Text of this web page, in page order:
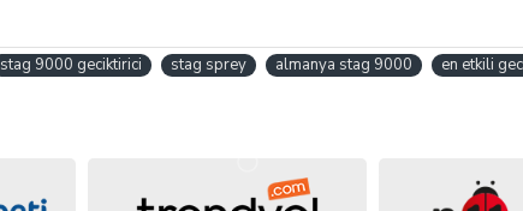
stag 9000 geciktirici stag sprey almanya stag 9000 en etkili